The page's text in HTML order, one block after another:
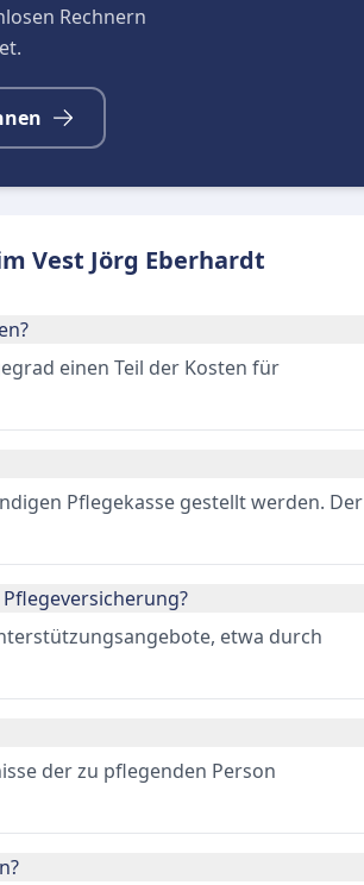
Rechnern
Vest Jörg Eberhardt
einen Teil der Kosten für
Pflegekasse gestellt werden. Der
etwa durch
der zu pflegenden Person